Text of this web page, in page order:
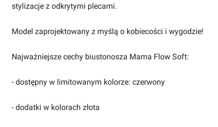
stylizacje z odkrytymi plecami.
Model zaprojektowany z myślą o kobiecości i wygodzie!
Najważniejsze cechy biustonosza Mama Flow Soft:
- dostępny w limitowanym kolorze: czerwony
- dodatki w kolorach złota